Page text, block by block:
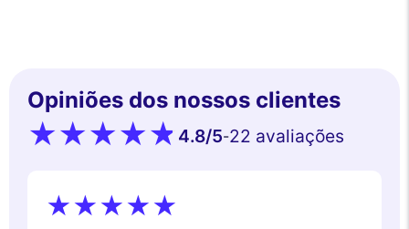
Opiniões dos nossos clientes
4.8/5-22 avaliações